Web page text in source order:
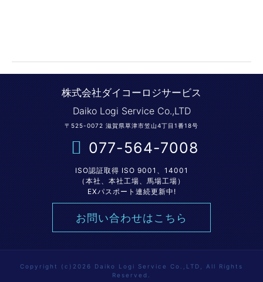
株式会社ダイコーロジサービス
Daiko Logi Service Co.,LTD
〒525-0072 滋賀県草津市笠山4丁目1番18号
077-564-7008
ISO認証取得 ISO 9001、14001
（本社、本社工場、馬場工場）
EXパスポート連続更新中!
お問い合わせはこちら
Copyright (c)2026 Daiko Logi Service Co.,LTD, All Rights
Reserved.